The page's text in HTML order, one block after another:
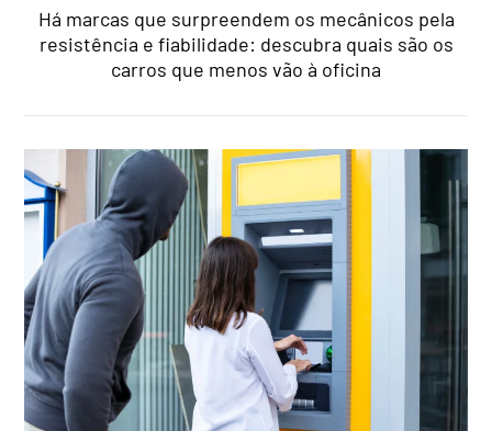
Há marcas que surpreendem os mecânicos pela
resistência e fiabilidade: descubra quais são os
carros que menos vão à oficina